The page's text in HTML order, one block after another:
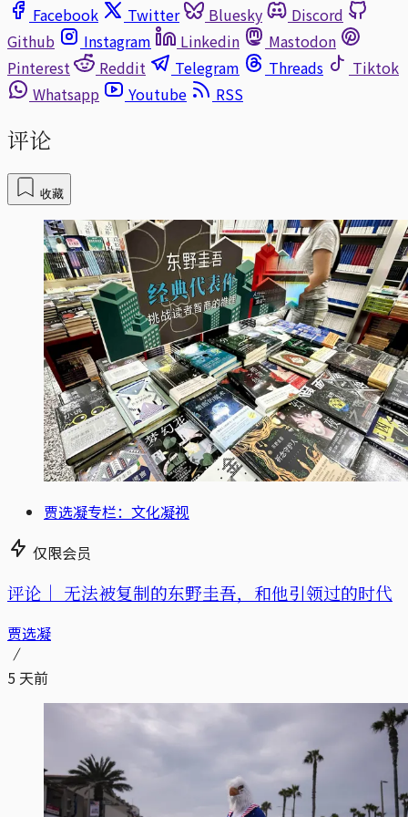
Facebook
Twitter Bluesky
Discord
Github
Instagram Linkedin
Mastodon
Pinterest
Reddit Telegram Threads
Tiktok
Whatsapp
Youtube RSS
评论
收藏
贾选凝专栏：文化凝视
仅限会员
评论｜ 无法被复制的东野圭吾，和他引领过的时代
贾选凝
5 天前